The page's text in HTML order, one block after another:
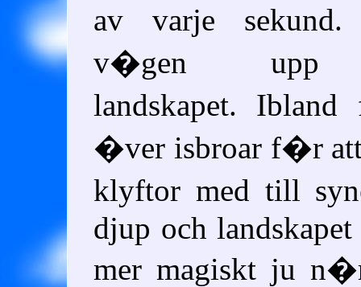
av varje
v�gen upp
landskapet.
�ver isbroar f�r
klyftor med till
djup och
mer magiskt ju